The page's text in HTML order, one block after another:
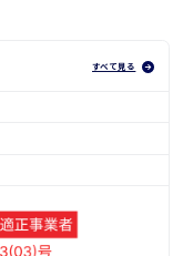
すべて見る